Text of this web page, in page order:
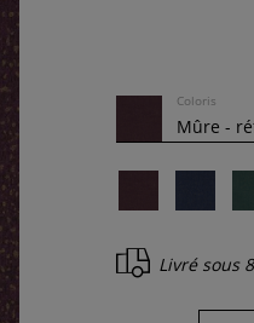
Coloris
Livré sous